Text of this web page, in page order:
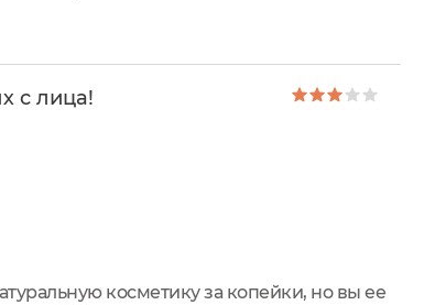
с лица!
косметику за копейки, но вы ее